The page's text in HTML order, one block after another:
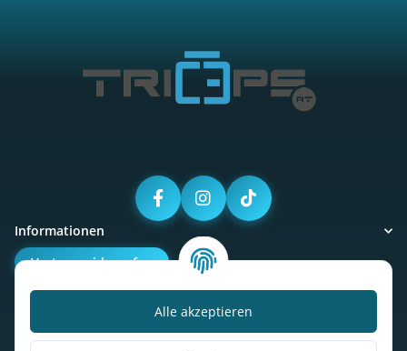
Alle akzeptieren
Informationen
Vertrag widerrufen
Kalorienbedarfsrechner